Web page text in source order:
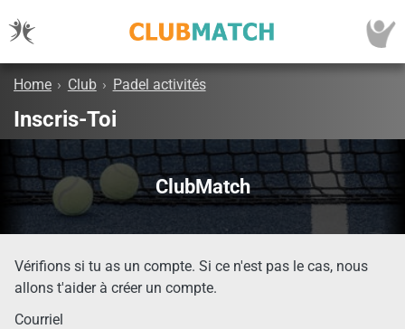
Home › Club › Padel activités
Inscris-Toi
ClubMatch
Vérifions si tu as un compte. Si ce n'est pas le cas, nous
allons t'aider à créer un compte.
Courriel